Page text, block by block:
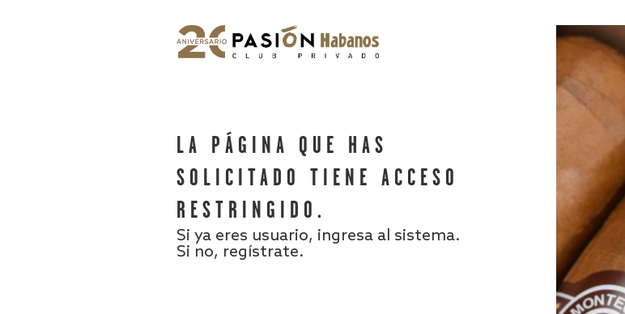
LA PÁGINA QUE HAS
SOLICITADO TIENE ACCESO
RESTRINGIDO.
Si ya eres usuario, ingresa al sistema.
Si no, regístrate.